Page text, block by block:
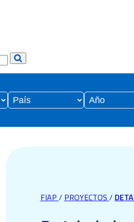
FIAP / PROYECTOS /